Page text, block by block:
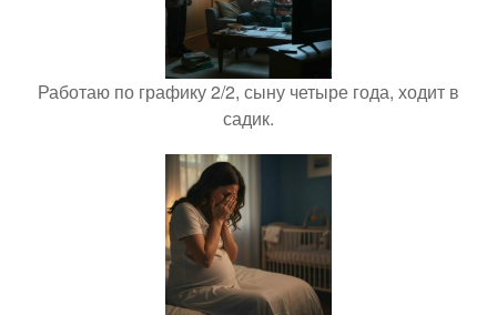
Работаю по графику 2/2, сыну четыре года, ходит в
садик.